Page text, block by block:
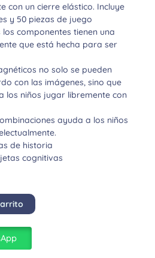
con un cierre elástico. Incluye
y 50 piezas de juego
componentes tienen una
que está hecha para ser
no solo se pueden
con las imágenes, sino que
los niños jugar libremente con
ayuda a los niños
de historia
cognitivas